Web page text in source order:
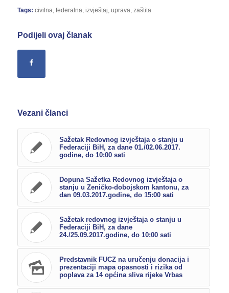
Tags: civilna federalna izvještaj uprava zaštita
Podijeli ovaj članak
Vezani članci
Sažetak Redovnog izvještaja o stanju u
Federaciji BiH, za dane 01./02.06.2017.
godine, do 10:00 sati
Dopuna Sažetka Redovnog izvještaja o
stanju u Zeničko-dobojskom kantonu, za
dan 09.03.2017.godine, do 15:00 sati
Sažetak redovnog izvještaja o stanju u
Federaciji BiH, za dane
24./25.09.2017.godine, do 10:00 sati
Predstavnik FUCZ na uručenju donacija i
prezentaciji mapa opasnosti i rizika od
poplava za 14 općina sliva rijeke Vrbas